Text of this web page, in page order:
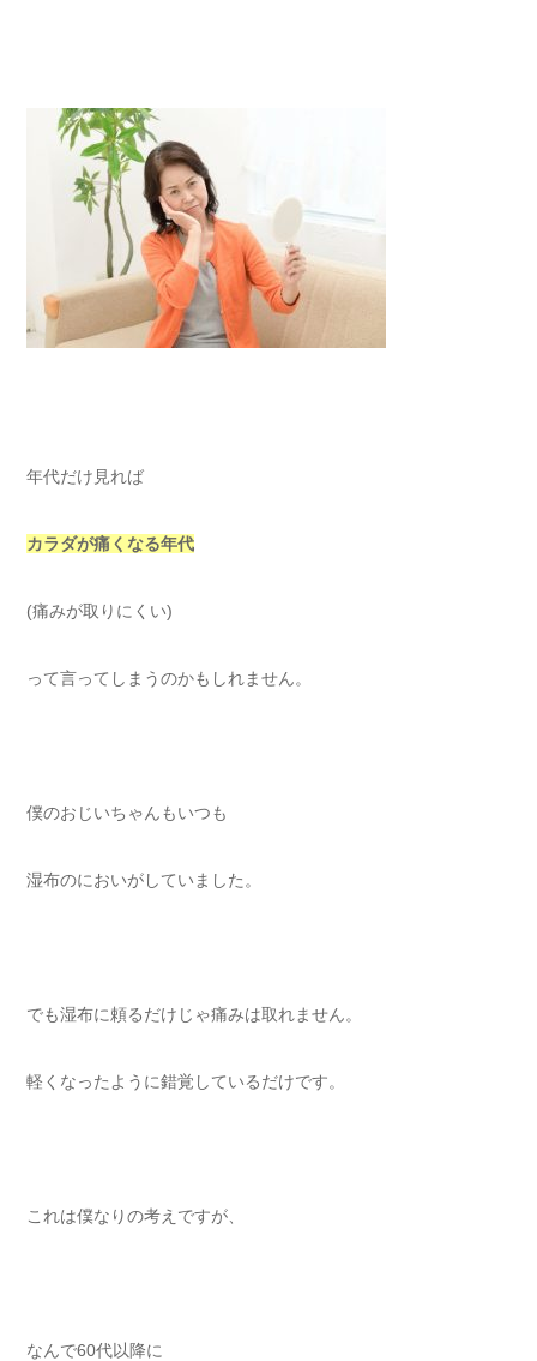
年代だけ見れば
カラダが痛くなる年代
(痛みが取りにくい)
って言ってしまうのかもしれません。
僕のおじいちゃんもいつも
湿布のにおいがしていました。
でも湿布に頼るだけじゃ痛みは取れません。
軽くなったように錯覚しているだけです。
これは僕なりの考えですが、
なんで60代以降に